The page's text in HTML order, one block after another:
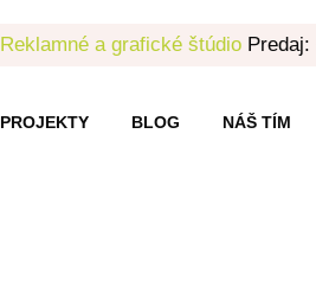
Reklamné a grafické štúdio Predaj:
PROJEKTY BLOG NÁŠ TÍM